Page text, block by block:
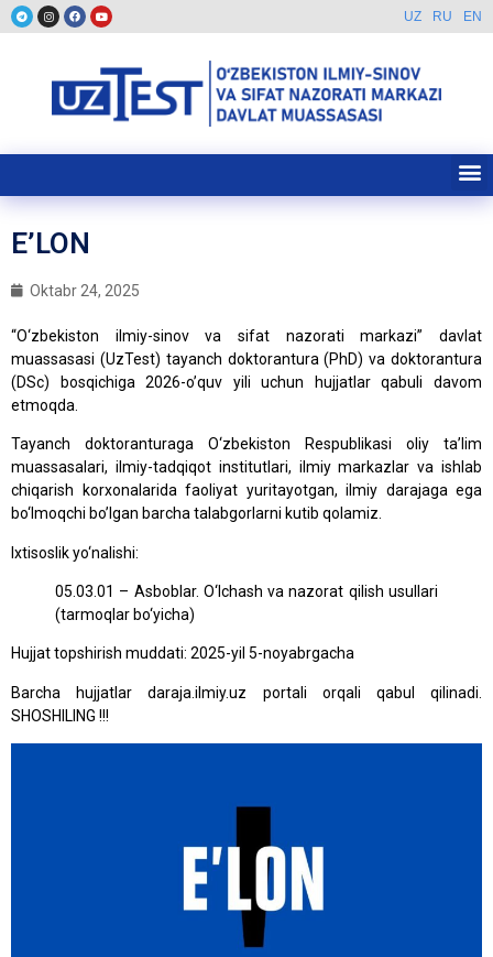
UZ RU EN
E’LON
Oktabr 24, 2025
“O‘zbekiston ilmiy-sinov va sifat nazorati markazi” davlat
muassasasi (UzTest) tayanch doktorantura (PhD) va doktorantura
(DSc) bosqichiga 2026-o’quv yili uchun hujjatlar qabuli davom
etmoqda.
Tayanch doktoranturaga O‘zbekiston Respublikasi oliy ta’lim
muassasalari, ilmiy-tadqiqot institutlari, ilmiy markazlar va ishlab
chiqarish korxonalarida faoliyat yuritayotgan, ilmiy darajaga ega
bo‘lmoqchi bo’lgan barcha talabgorlarni kutib qolamiz.
Ixtisoslik yo‘nalishi:
05.03.01 – Asboblar. O‘lchash va nazorat qilish usullari
(tarmoqlar bo‘yicha)
Hujjat topshirish muddati: 2025-yil 5-noyabrgacha
Barcha hujjatlar daraja.ilmiy.uz portali orqali qabul qilinadi.
SHOSHILING !!!